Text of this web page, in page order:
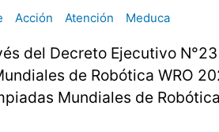
Acción Atención Meduca
del Decreto Ejecutivo
de Robótica WRO
Mundiales de